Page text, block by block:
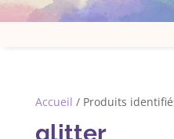
Accueil / Produits
glitter